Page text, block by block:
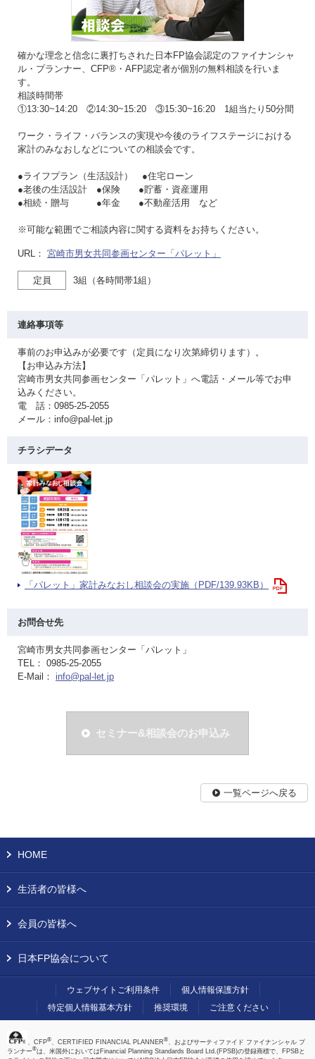
確かな理念と信念に裏打ちされた日本FP協会認定のファイナンシャ
ル・プランナー、CFP®・AFP認定者が個別の無料相談を行いま
す。
相談時間帯
①13:30~14:20 ②14:30~15:20 ③15:30~16:20 1組当たり50分間
ワーク・ライフ・バランスの実現や今後のライフステージにおける
家計のみなおしなどについての相談会です。
●ライフプラン（生活設計） ●住宅ローン
●老後の生活設計 ●保険 ●貯蓄・資産運用
●相続・贈与 ●年金 ●不動産活用 など
※可能な範囲でご相談内容に関する資料をお持ちください。
URL： 宮崎市男女共同参画センター「パレット」
定員 3組（各時間帯1組）
連絡事項等
事前のお申込みが必要です（定員になり次第締切ります）。
【お申込み方法】
宮崎市男女共同参画センター「パレット」へ電話・メール等でお申
込みください。
電 話：0985-25-2055
メール：info@pal-let.jp
チラシデータ
「パレット」家計みなおし相談会の実施（PDF/139.93KB）
お問合せ先
宮崎市男女共同参画センター「パレット」
TEL： 0985-25-2055
E-Mail： info@pal-let.jp
セミナー&相談会のお申込み
一覧ページへ戻る
HOME
生活者の皆様へ
会員の皆様へ
日本FP協会について
ウェブサイトご利用条件
個人情報保護方針
特定個人情報基本方針
推奨環境 ご注意ください
、CFP® 、CERTIFIED FINANCIAL PLANNER® 、およびサーティファイド ファイナンシャル プ
ランナー®は、米国外においてはFinancial Planning Standards Board Ltd.(FPSB)の登録商標で、FPSBと